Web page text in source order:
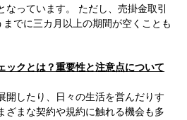
なっています。 ただし、売掛金取引
でに三カ月以上の期間が空くことも
ックとは？重要性と注意点について
開したり、日々の生活を営んだりす
ざまな契約や規約に触れる機会も多